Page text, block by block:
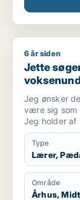
Jette søger
6 år siden
Jette
Jeg ønsker
være sig som
Jeg holder af
og social
omkring at
personale.
det godt
Type
Lærer,
Område
Århus,